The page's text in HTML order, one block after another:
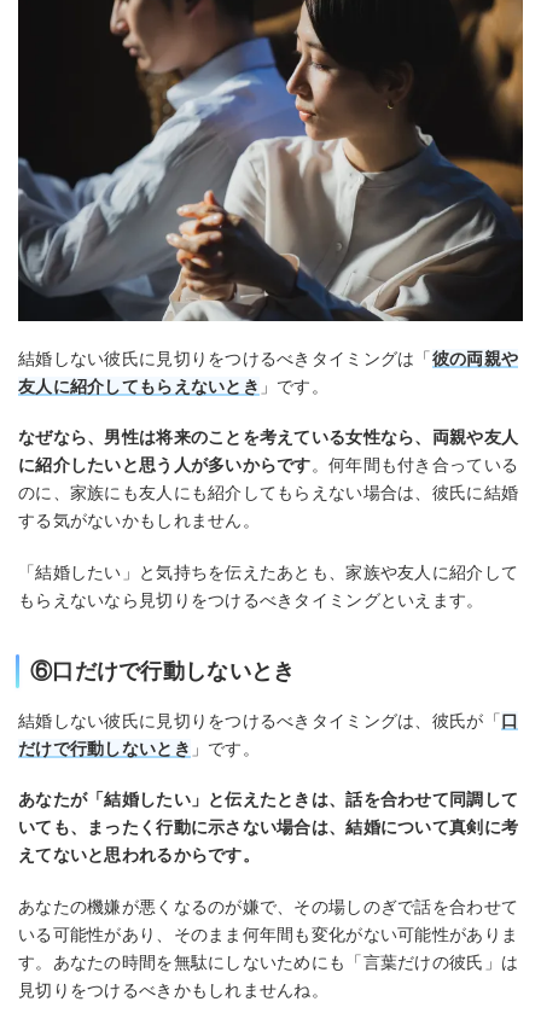
結婚しない彼氏に見切りをつけるべきタイミングは「彼の両親や
友人に紹介してもらえないとき 」です。
なぜなら、男性は将来のことを考えている女性なら、両親や友人
に紹介したいと思う人が多いからです。何年間も付き合っている
のに、家族にも友人にも紹介してもらえない場合は、彼氏に結婚
する気がないかもしれません。
「結婚したい」と気持ちを伝えたあとも、家族や友人に紹介して
もらえないなら見切りをつけるべきタイミングといえます。
⑥口だけで行動しないとき
結婚しない彼氏に見切りをつけるべきタイミングは、彼氏が「口
だけで行動しないとき 」です。
あなたが「結婚したい」と伝えたときは、話を合わせて同調して
いても、まったく行動に示さない場合は、結婚について真剣に考
えてないと思われるからです。
あなたの機嫌が悪くなるのが嫌で、その場しのぎで話を合わせて
いる可能性があり、そのまま何年間も変化がない可能性がありま
す。あなたの時間を無駄にしないためにも「言葉だけの彼氏」は
見切りをつけるべきかもしれませんね。